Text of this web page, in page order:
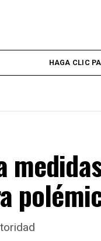
HAGA CLIC